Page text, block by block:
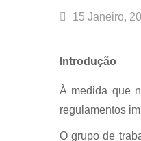
15 Janeiro,
Introdução
À medida que
regulamentos
O grupo de